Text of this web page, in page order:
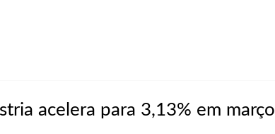
acelera para 3,13% em março